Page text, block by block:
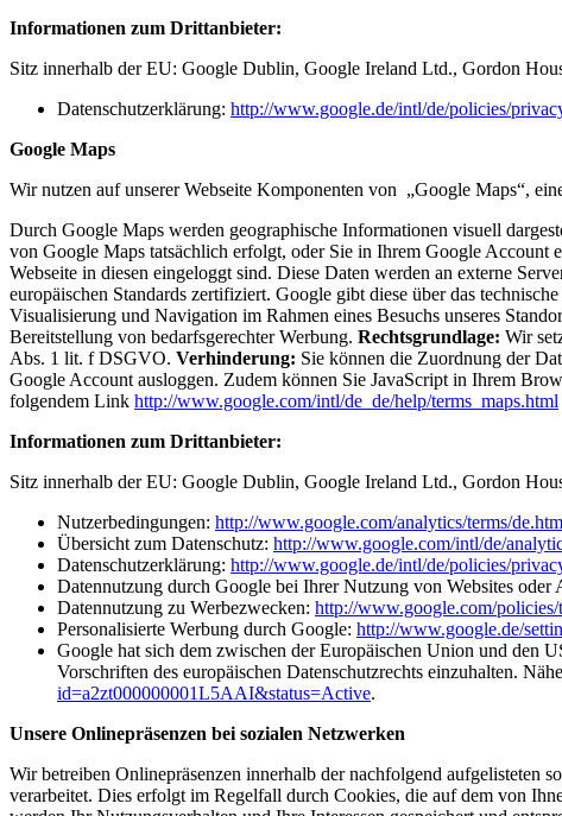
Informationen zum Drittanbieter:
Sitz innerhalb der EU: Google Dublin, Google Ireland Ltd., Gordon
Datenschutzerklärung: http://www.google.de/intl/de/policies/
Google Maps
Wir nutzen auf unserer Webseite Komponenten von „Google Maps“,
Durch Google Maps werden geographische Informationen visuell
von Google Maps tatsächlich erfolgt, oder Sie in Ihrem Google Account
Webseite in diesen eingeloggt sind. Diese Daten werden an externe
europäischen Standards zertifiziert. Google gibt diese über das
Visualisierung und Navigation im Rahmen eines Besuchs unseres
Bereitstellung von bedarfsgerechter Werbung. Rechtsgrundlage: Wir
Abs. 1 lit. f DSGVO. Verhinderung: Sie können die Zuordnung der
Google Account ausloggen. Zudem können Sie JavaScript in Ihrem
folgendem Link http://www.google.com/intl/de_de/help/terms_maps.html
Informationen zum Drittanbieter:
Sitz innerhalb der EU: Google Dublin, Google Ireland Ltd., Gordon
Nutzerbedingungen: http://www.google.com/analytics/terms/
Übersicht zum Datenschutz: http://www.google.com/intl/de/
Datenschutzerklärung: http://www.google.de/intl/de/policies/
Datennutzung durch Google bei Ihrer Nutzung von Websites oder
Datennutzung zu Werbezwecken: http://www.google.com/policies/
Personalisierte Werbung durch Google: http://www.google.de/
Google hat sich dem zwischen der Europäischen Union und den
Vorschriften des europäischen Datenschutzrechts einzuhalten.
id=a2zt000000001L5AAI&status=Active.
Unsere Onlinepräsenzen bei sozialen Netzwerken
Wir betreiben Onlinepräsenzen innerhalb der nachfolgend aufgelisteten
verarbeitet. Dies erfolgt im Regelfall durch Cookies, die auf dem von